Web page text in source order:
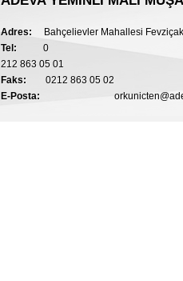
Adres:
Bahçelievler Mahallesi
Tel:
0
212 863 05 01
Faks:
0212 863 05 02
E-Posta: